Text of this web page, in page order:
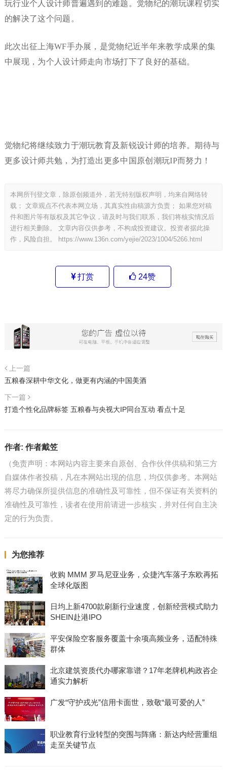
玩行业个人设计师普遍遇到的难题。觉物纪的潮玩课程切实
的解决了这个问题。
此次出征上海WF手办展，是觉物纪近半年来教学成果的集
中展现，为个人设计师走向市场打下了良好的基础。
觉物纪将继续致力于潮玩教育及新锐设计师的培养。期待与
更多设计师共勉，为打造出更多中国原创潮玩IP而努力！
本网所刊登文章，除原创频道外，若无特别版权声明，均来自网络转
载； 文章观点不代表本网立场，其真实性由稿源方负责； 如果您对稿
件和图片等有版权及其它争议，请及时与我们联系，我们将核实情况后
进行相关删除。 文章内容仅供参考，不构成投资建议。投资者据此操
作，风险自担。
https://www.136n.com/yejie/2023/1004/5266.html
打赏 24赞
上一篇
五粮春深耕中华文化，做更有内涵的中国美酒
下一篇
打造个性化品牌标签 五粮春与央视大IP同台互动 看点十足
作者: 作者戴笠
（免责声明：本网站内容主要来自原创、合作伙伴供稿和第三方
自媒体作者投稿，凡在本网站出现的信息，均仅供参考。本网站
将尽力确保所提供信息的准确性及可靠性，但不保证有关资料的
准确性及可靠性，读者在使用前请进一步核实，并对任何自主决
定的行为负责。
为您推荐
收购 MMM 罗马尼亚业务，众捷汽车落子东欧再拓
全球化版图
日均上新4700款刷新行业速度，创新经营模式助力
SHEIN赴港IPO
平安保险空客服务覆盖十余项高频业务，适配特殊
群体
北京建筑资质代办哪家靠谱？17年老牌机构政咨企
通实力解析
广发“守护戎光”信用卡面世，致敬“最可爱的人”
职业教育行业转型的突围与阵痛：新达内经营重组
走至关键节点